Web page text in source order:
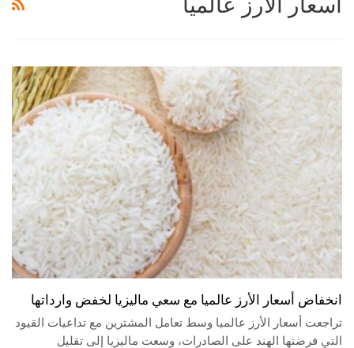
أسعار الأرز عالميا
انخفاض أسعار الأرز عالميا مع سعي ماليزيا لخفض وارداتها
تراجعت أسعار الأرز عالميا وسط تعامل المشترين مع تداعيات القيود
التي فرضتها الهند على الصادرات، وسعت ماليزيا إلى تقليل